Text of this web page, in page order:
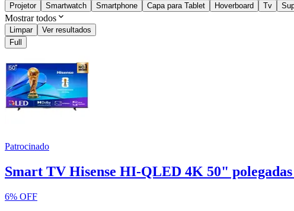
Projetor Smartwatch Smartphone Capa para Tablet Hoverboard Tv
Mostrar todos
Limpar
Ver resultados
Full
Patrocinado
Smart TV Hisense HI-QLED 4K 50"
6% OFF